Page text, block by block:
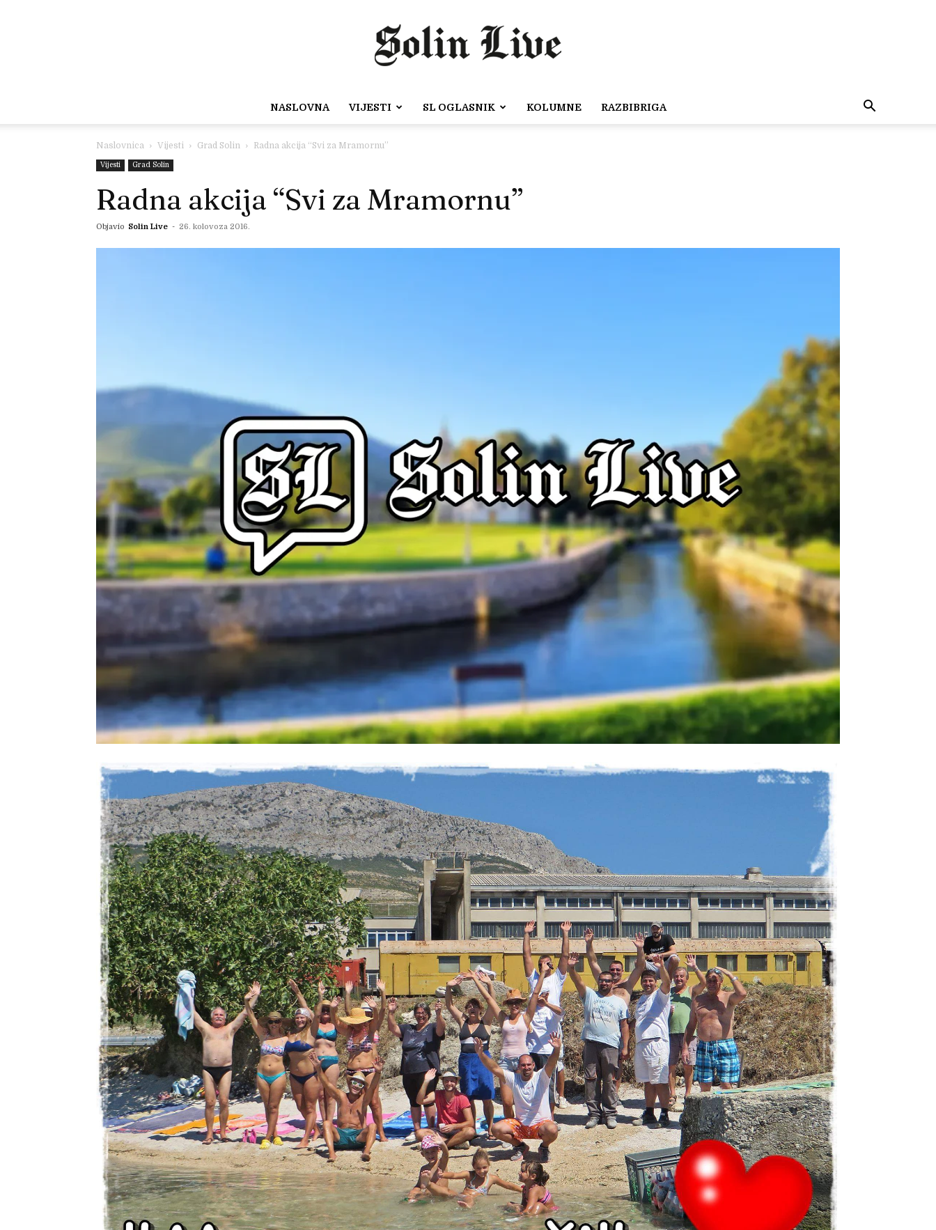
NASLOVNA VIJESTI SL OGLASNIK KOLUMNE RAZBIBRIGA
Naslovnica Vijesti Grad Solin Radna akcija “Svi za Mramornu”
Vijesti Grad Solin
Radna akcija “Svi za Mramornu”
Objavio Solin Live - 26. kolovoza 2016.